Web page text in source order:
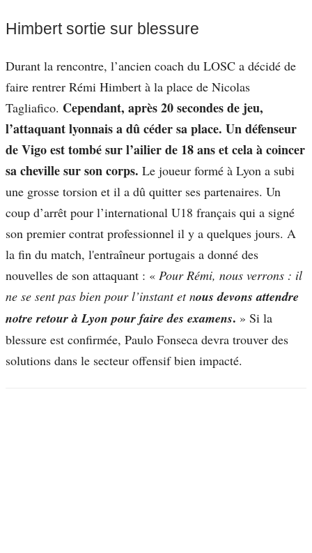
Himbert sortie sur blessure
Durant la rencontre, l’ancien coach du LOSC a décidé de
faire rentrer Rémi Himbert à la place de Nicolas
Tagliafico. Cependant, après 20 secondes de jeu,
l’attaquant lyonnais a dû céder sa place. Un défenseur
de Vigo est tombé sur l’ailier de 18 ans et cela à coincer
sa cheville sur son corps. Le joueur formé à Lyon a subi
une grosse torsion et il a dû quitter ses partenaires. Un
coup d’arrêt pour l’international U18 français qui a signé
son premier contrat professionnel il y a quelques jours. A
la fin du match, l'entraîneur portugais a donné des
nouvelles de son attaquant : « Pour Rémi, nous verrons : il
ne se sent pas bien pour l’instant et nous devons attendre
notre retour à Lyon pour faire des examens. » Si la
blessure est confirmée, Paulo Fonseca devra trouver des
solutions dans le secteur offensif bien impacté.